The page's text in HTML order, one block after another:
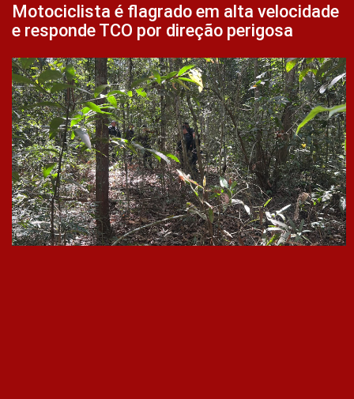
Motociclista é flagrado em alta velocidade
e responde TCO por direção perigosa